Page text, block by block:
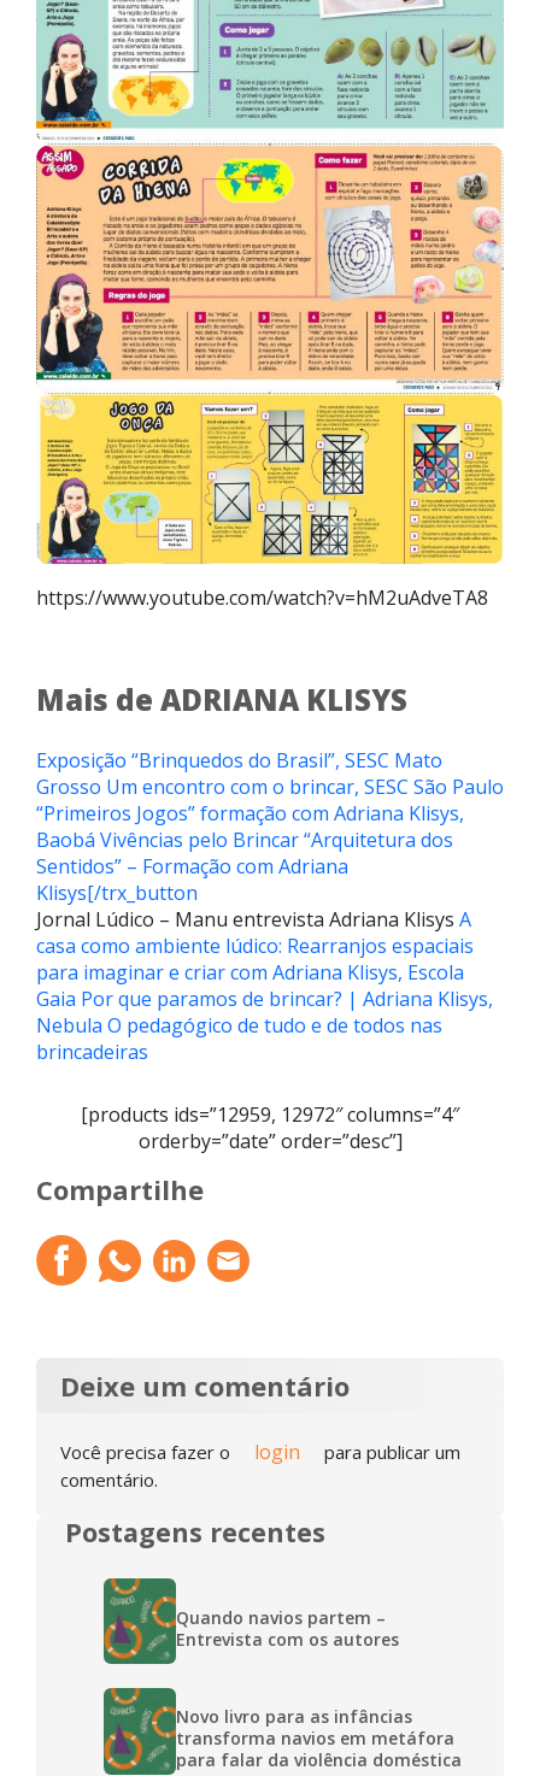
https://www.youtube.com/watch?v=hM2uAdveTA8
Mais de ADRIANA KLISYS
Exposição “Brinquedos do Brasil”, SESC Mato
Grosso Um encontro com o brincar, SESC São Paulo
“Primeiros Jogos” formação com Adriana Klisys,
Baobá Vivências pelo Brincar“Arquitetura dos
Sentidos” – Formação com Adriana
Klisys[/trx_button
Jornal Lúdico – Manu entrevista Adriana Klisys A
casa como ambiente lúdico: Rearranjos espaciais
para imaginar e criar com Adriana Klisys, Escola
Gaia Por que paramos de brincar? | Adriana Klisys,
Nebula O pedagógico de tudo e de todos nas
brincadeiras
[products ids=”12959, 12972″ columns=”4″
orderby=”date” order=”desc”]
Compartilhe
Deixe um comentário
Você precisa fazer o login
para publicar um
comentário.
Postagens recentes
Quando navios partem –
Entrevista com os autores
Novo livro para as infâncias
transforma navios em metáfora
para falar da violência doméstica